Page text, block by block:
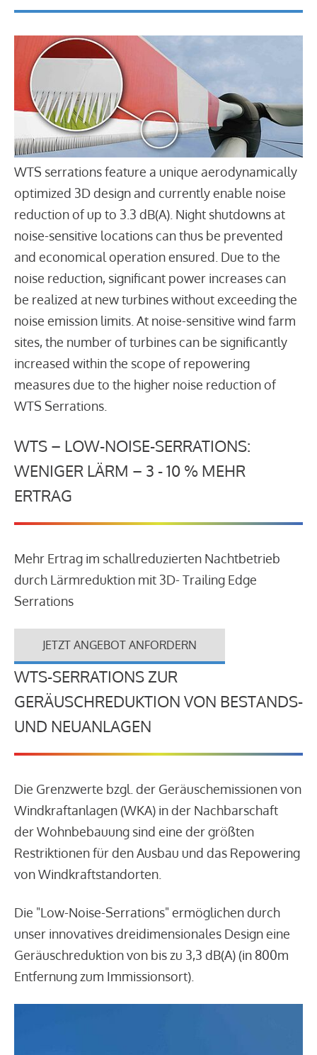
WTS serrations feature a unique aerodynamically
optimized 3D design and currently enable noise
reduction of up to 3.3 dB(A). Night shutdowns at
noise-sensitive locations can thus be prevented
and economical operation ensured. Due to the
noise reduction, significant power increases can
be realized at new turbines without exceeding the
noise emission limits. At noise-sensitive wind farm
sites, the number of turbines can be significantly
increased within the scope of repowering
measures due to the higher noise reduction of
WTS Serrations.
WTS – LOW-NOISE-SERRATIONS:
WENIGER LÄRM – 3 - 10 % MEHR
ERTRAG
Mehr Ertrag im schallreduzierten Nachtbetrieb
durch Lärmreduktion mit 3D- Trailing Edge
Serrations
JETZT ANGEBOT ANFORDERN
WTS-SERRATIONS ZUR
GERÄUSCHREDUKTION VON BESTANDS-
UND NEUANLAGEN
Die Grenzwerte bzgl. der Geräuschemissionen von
Windkraftanlagen (WKA) in der Nachbarschaft
der Wohnbebauung sind eine der größten
Restriktionen für den Ausbau und das Repowering
von Windkraftstandorten.
Die "Low-Noise-Serrations" ermöglichen durch
unser innovatives dreidimensionales Design eine
Geräuschreduktion von bis zu 3,3 dB(A) (in 800m
Entfernung zum Immissionsort).